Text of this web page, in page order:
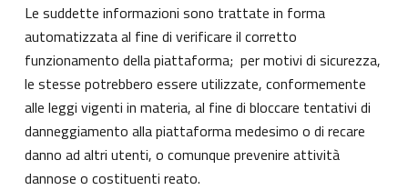
Le suddette informazioni sono trattate in forma
automatizzata al fine di verificare il corretto
funzionamento della piattaforma; per motivi di sicurezza,
le stesse potrebbero essere utilizzate, conformemente
alle leggi vigenti in materia, al fine di bloccare tentativi di
danneggiamento alla piattaforma medesimo o di recare
danno ad altri utenti, o comunque prevenire attività
dannose o costituenti reato.